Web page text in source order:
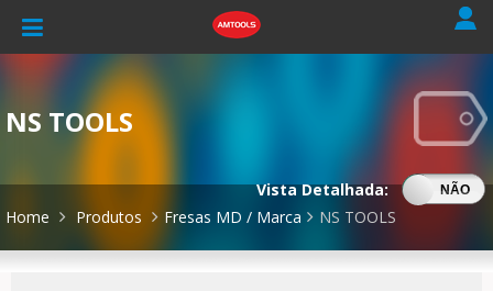
NS TOOLS
Vista Detalhada:
SIM NÃO
Home Produtos Fresas MD / Marca NS TOOLS